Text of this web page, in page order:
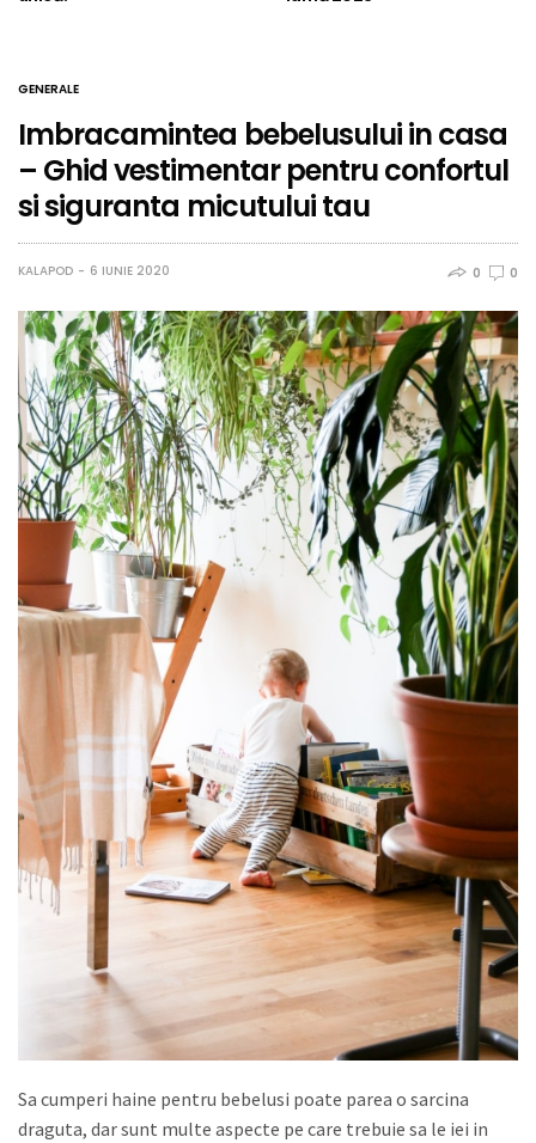
GENERALE
Imbracamintea bebelusului in casa
– Ghid vestimentar pentru confortul
si siguranta micutului tau
KALAPOD 6 IUNIE 2020 0 0
Sa cumperi haine pentru bebelusi poate parea o sarcina
draguta, dar sunt multe aspecte pe care trebuie sa le iei in